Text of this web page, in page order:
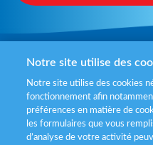
Politiques de
Politique
Notre site utilise des
Notre site utilise des cookies
fonctionnement afin
préférences en matière de
les formulaires que vous
d’analyse de votre activité